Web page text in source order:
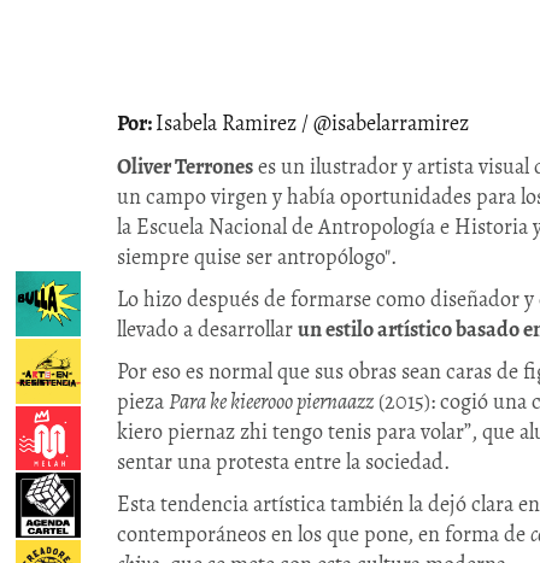
Isabela Ramirez / @isabelarramirez
Oliver Terroneses un ilustrador y artista visual
un campo virgen y había oportunidades para
la Escuela Nacional de Antropología e Historia
siempre quise ser antropólogo".
Lo hizo después de formarse como diseñador
llevado a desarrollarun estilo artístico basado
Por eso es normal que sus obras sean caras
piezaPara ke kieerooo piernaazz (2015): cogió
kiero piernaz zhi tengo tenis para volar”, que
sentar una protesta entre la sociedad.
Esta tendencia artística también la dejó clara
contemporáneos en los que pone, en forma de